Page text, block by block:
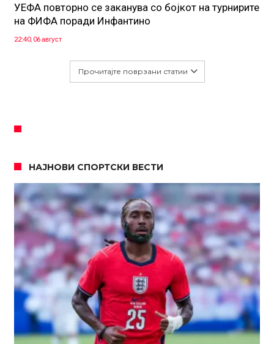
УЕФА повторно се заканува со бојкот на турнирите
на ФИФА поради Инфантино
22:40, 06 август
Прочитајте поврзани статии
НАЈНОВИ СПОРТСКИ ВЕСТИ